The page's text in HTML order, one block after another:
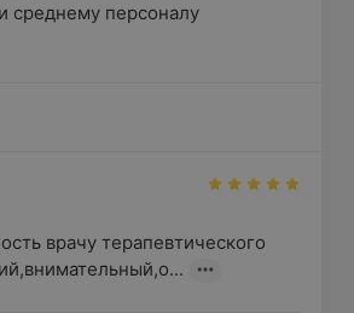
среднему персоналу
врачу терапевтического